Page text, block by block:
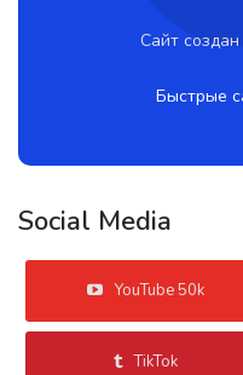
Сайт
Быстрые
Social Media
YouTube 50k
TikTok